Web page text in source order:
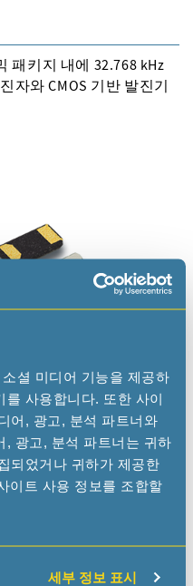
셜 미디어 기능을 제공하
사용합니다. 또한 사이
어, 광고, 분석 파트너와
, 광고, 분석 파트너는 귀하
되었거나 귀하가 제공한
이트 사용 정보를 조합할
세부 정보 표시
패키지 내에 32.768 kHz
자와 CMOS 기반 발진기
Fork Crystal)은 진공
다. 밀봉된 패키지는 진공
를 준수하며 납을 전혀 사